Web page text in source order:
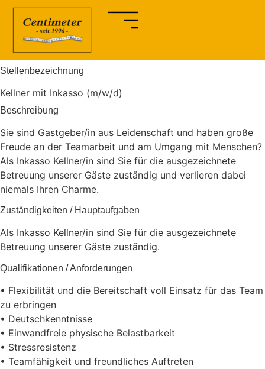
Stellenbezeichnung
Kellner mit Inkasso (m/w/d)
Beschreibung
Sie sind Gastgeber/in aus Leidenschaft und haben große
Freude an der Teamarbeit und am Umgang mit Menschen?
Als Inkasso Kellner/in sind Sie für die ausgezeichnete
Betreuung unserer Gäste zuständig und verlieren dabei
niemals Ihren Charme.
Zuständigkeiten / Hauptaufgaben
Als Inkasso Kellner/in sind Sie für die ausgezeichnete
Betreuung unserer Gäste zuständig.
Qualifikationen / Anforderungen
• Flexibilität und die Bereitschaft voll Einsatz für das Team
zu erbringen
• Deutschkenntnisse
• Einwandfreie physische Belastbarkeit
• Stressresistenz
• Teamfähigkeit und freundliches Auftreten